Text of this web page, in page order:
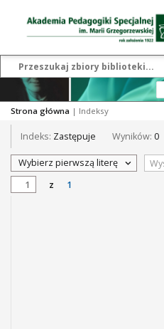
Strona główna | Indeksy
Indeks: Zastępuje Wyników: 0
Wybierz pierwszą literę
z
1